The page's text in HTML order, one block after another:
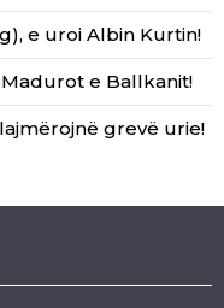
e uroi Albin Kurtin!
e Ballkanit!
grevë urie!